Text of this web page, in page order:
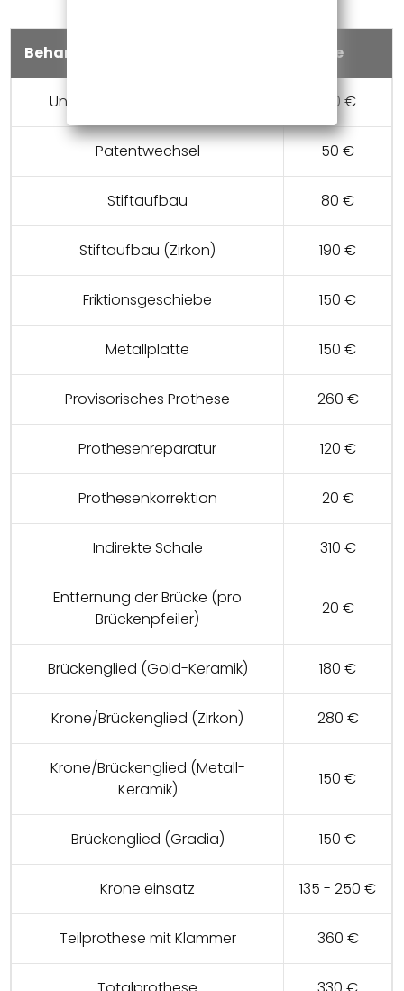
Behandunglen Presie
Unterfütterung der Prothese 120 €
Patentwechsel 50 €
Stiftaufbau 80 €
Stiftaufbau (Zirkon) 190 €
Friktionsgeschiebe 150 €
Metallplatte 150 €
Provisorisches Prothese 260 €
Prothesenreparatur 120 €
Prothesenkorrektion 20 €
Indirekte Schale 310 €
Entfernung der Brücke (pro
Brückenpfeiler)
20 €
Brückenglied (Gold-Keramik) 180 €
Krone/Brückenglied (Zirkon) 280 €
Krone/Brückenglied (Metall-
Keramik)
150 €
Brückenglied (Gradia) 150 €
Krone einsatz 135 - 250 €
Teilprothese mit Klammer 360 €